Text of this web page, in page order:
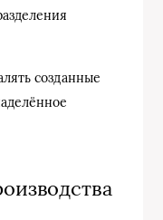
созданные